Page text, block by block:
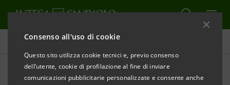
Consenso all'uso di cookie
Questo sito utilizza cookie tecnici e, previo consenso
dell’utente, cookie di profilazione al fine di inviare
comunicazioni pubblicitarie personalizzate e consente anche
Comunicati stampa
STAMPA AGGIORNA
COMUNICATO STAMPA